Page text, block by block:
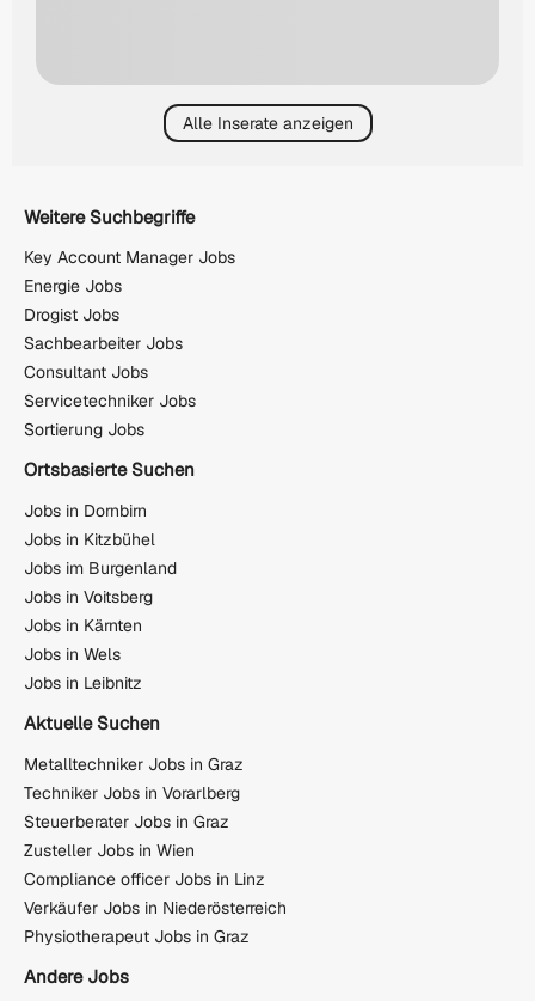
Alle Inserate anzeigen
Weitere Suchbegriffe
Key Account Manager Jobs
Energie Jobs
Drogist Jobs
Sachbearbeiter Jobs
Consultant Jobs
Servicetechniker Jobs
Sortierung Jobs
Ortsbasierte Suchen
Jobs in Dornbirn
Jobs in Kitzbühel
Jobs im Burgenland
Jobs in Voitsberg
Jobs in Kärnten
Jobs in Wels
Jobs in Leibnitz
Aktuelle Suchen
Metalltechniker Jobs in Graz
Techniker Jobs in Vorarlberg
Steuerberater Jobs in Graz
Zusteller Jobs in Wien
Compliance officer Jobs in Linz
Verkäufer Jobs in Niederösterreich
Physiotherapeut Jobs in Graz
Andere Jobs